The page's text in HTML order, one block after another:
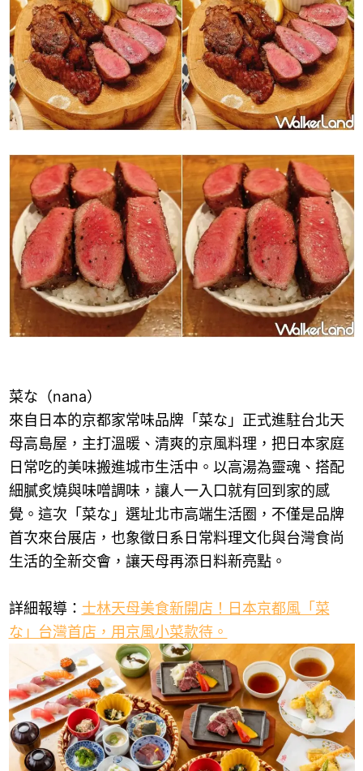
菜な（nana）
來自日本的京都家常味品牌「菜な」正式進駐台北天
母高島屋，主打溫暖、清爽的京風料理，把日本家庭
日常吃的美味搬進城市生活中。以高湯為靈魂、搭配
細膩炙燒與味噌調味，讓人一入口就有回到家的感
覺。這次「菜な」選址北市高端生活圈，不僅是品牌
首次來台展店，也象徵日系日常料理文化與台灣食尚
生活的全新交會，讓天母再添日料新亮點。
詳細報導： 士林天母美食新開店！日本京都風「菜
な」台灣首店，用京風小菜款待。